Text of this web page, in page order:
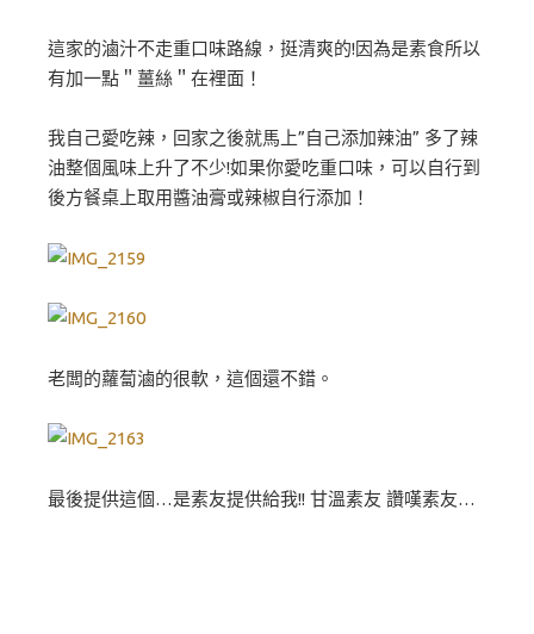
這家的滷汁不走重口味路線，挺清爽的!因為是素食所以
有加一點＂薑絲＂在裡面！
我自己愛吃辣，回家之後就馬上”自己添加辣油” 多了辣
油整個風味上升了不少!如果你愛吃重口味，可以自行到
後方餐桌上取用醬油膏或辣椒自行添加！
老闆的蘿蔔滷的很軟，這個還不錯。
最後提供這個…是素友提供給我!! 甘溫素友 讚嘆素友…